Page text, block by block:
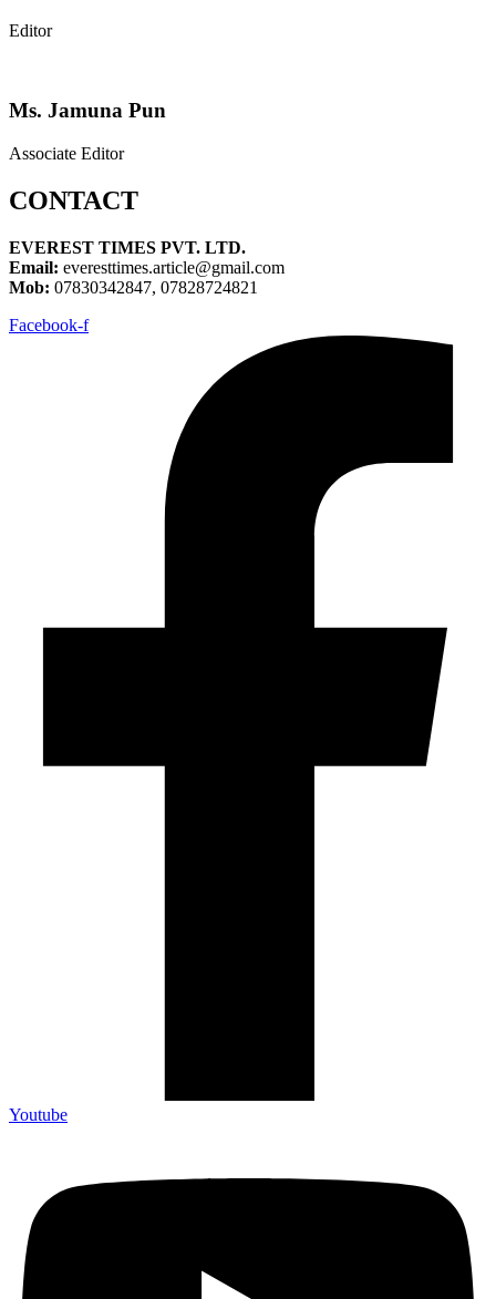
Editor
Ms. Jamuna Pun
Associate Editor
CONTACT
EVEREST TIMES PVT. LTD.
Email: everesttimes.article@gmail.com
Mob: 07830342847, 07828724821
Facebook-f
Youtube